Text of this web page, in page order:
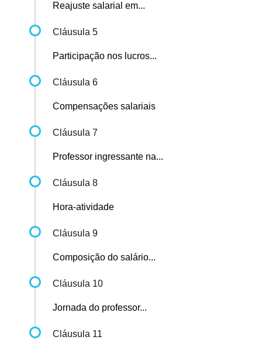
Reajuste salarial em...
Cláusula 5
Participação nos lucros...
Cláusula 6
Compensações salariais
Cláusula 7
Professor ingressante na...
Cláusula 8
Hora-atividade
Cláusula 9
Composição do salário...
Cláusula 10
Jornada do professor...
Cláusula 11